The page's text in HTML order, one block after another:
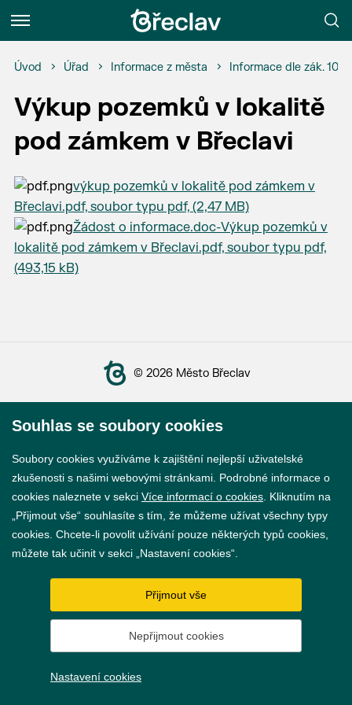
Menu
Úvod Úřad Informace z města Informace dle zák.
Výkup pozemků v lokalitě
pod zámkem v Břeclavi
výkup pozemků v lokalitě pod zámkem v
Břeclavi.pdf, soubor typu pdf, (2,47 MB)
Žádost o informace.doc-Výkup pozemků v
lokalitě pod zámkem v Břeclavi.pdf, soubor typu pdf,
(493,15 kB)
© 2026 Město Břeclav
Prohlášení o přístupnosti
GDPR
Nastavení cookies
Souhlas se soubory cookies
Soubory cookies využíváme k zajištění nejlepší uživatelské
zkušenosti s našimi webovými stránkami. Podrobné informace o
cookies naleznete v sekci Více informací o cookies . Kliknutím na
„Přijmout vše“ souhlasíte s tím, že můžeme užívat všechny typy
cookies. Chcete-li povolit užívání pouze některých typů cookies,
můžete tak učinit v sekci „Nastavení cookies“.
Přijmout vše
Nepřijmout cookies
Nastavení cookies